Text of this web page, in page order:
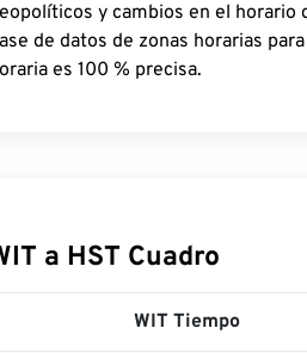
y cambios en el horario
de datos de zonas horarias
es 100 % precisa.
a HST Cuadro
WIT Tiempo